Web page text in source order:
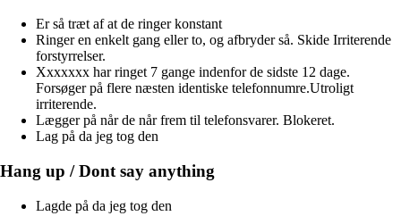
Er så træt af at de ringer konstant
Ringer en enkelt gang eller to, og afbryder så. Skide Irriterende
forstyrrelser.
Xxxxxxx har ringet 7 gange indenfor de sidste 12 dage.
Forsøger på flere næsten identiske telefonnumre.Utroligt
irriterende.
Lægger på når de når frem til telefonsvarer. Blokeret.
Lag på da jeg tog den
Hang up / Dont say anything
Lagde på da jeg tog den